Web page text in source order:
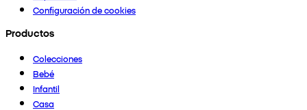
Configuración de cookies
Productos
Colecciones
Bebé
Infantil
Casa